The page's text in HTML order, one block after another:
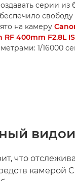
серии из
на камеру
RF 400mm F2.8L
1/16000
что
камерой